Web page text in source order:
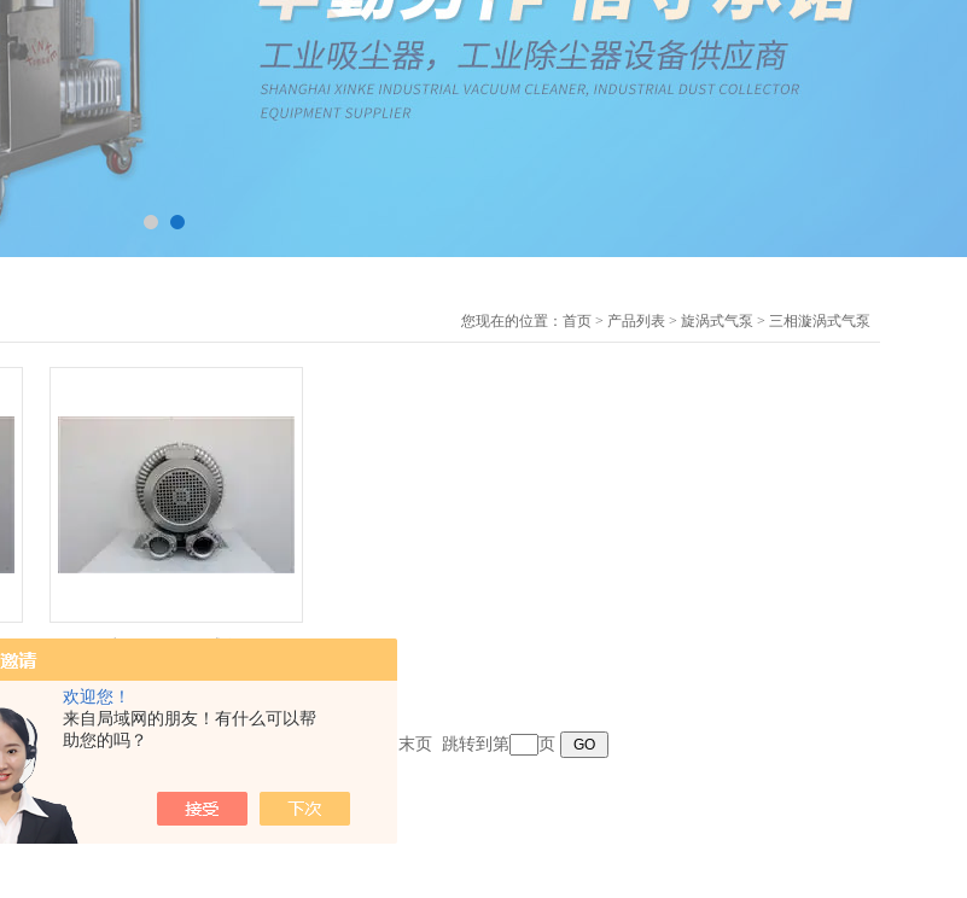
欢迎您！
来自局域网的朋友！有什么可以帮
助您的吗？
您现在的位置： 首页 > 产品列表 > 旋涡式气泵 > 三相漩涡式气泵
共 2 条记录，当前 1 / 1 页 首页 上一页 下一页 末页 跳转到第 页